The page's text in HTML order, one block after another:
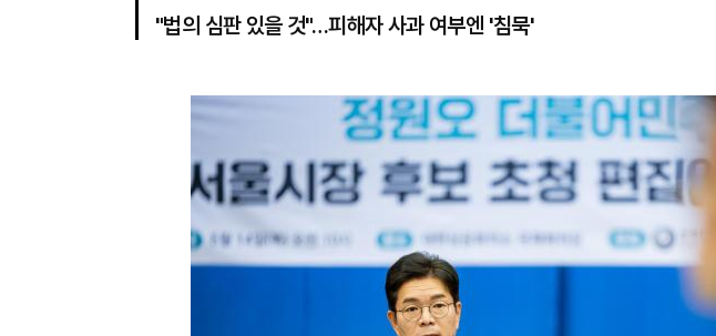
"법의 심판 있을 것"…피해자 사과 여부엔 '침묵'